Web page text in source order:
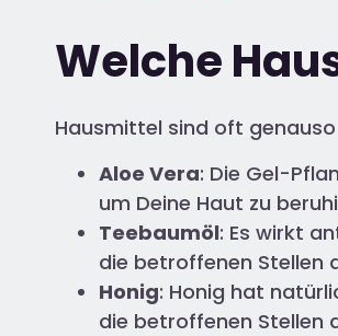
Welche
Hausmittel sind oft
Aloe Vera: Die Gel-
um Deine Haut zu
Teebaumöl: Es wirkt
die betroffenen Stellen
Honig: Honig hat
die betroffenen Stellen